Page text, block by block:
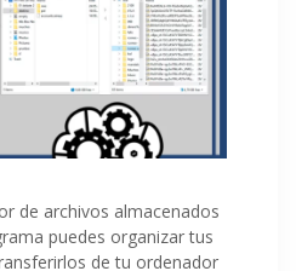
de archivos almacenados
puedes organizar tus
de tu ordenador